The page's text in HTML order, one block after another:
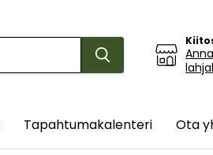
Tapahtumakalenteri Ota